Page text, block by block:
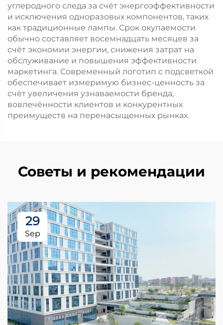
углеродного следа за счёт энергоэффективности
и исключения одноразовых компонентов, таких
как традиционные лампы. Срок окупаемости
обычно составляет восемнадцать месяцев за
счёт экономии энергии, снижения затрат на
обслуживание и повышения эффективности
маркетинга. Современный логотип с подсветкой
обеспечивает измеримую бизнес-ценность за
счёт увеличения узнаваемости бренда,
вовлечённости клиентов и конкурентных
преимуществ на перенасыщенных рынках.
Советы и рекомендации
29
Sep